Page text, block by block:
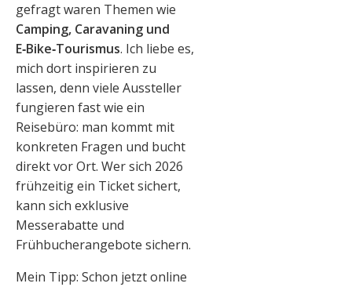
gefragt waren Themen wie
Camping, Caravaning und
E‑Bike‑Tourismus. Ich liebe es,
mich dort inspirieren zu
lassen, denn viele Aussteller
fungieren fast wie ein
Reisebüro: man kommt mit
konkreten Fragen und bucht
direkt vor Ort. Wer sich 2026
frühzeitig ein Ticket sichert,
kann sich exklusive
Messerabatte und
Frühbucherangebote sichern.
Mein Tipp: Schon jetzt online